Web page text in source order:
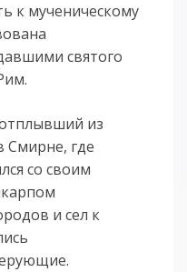
к мученическому
святого
из
Смирне, где
со своим
и сел к